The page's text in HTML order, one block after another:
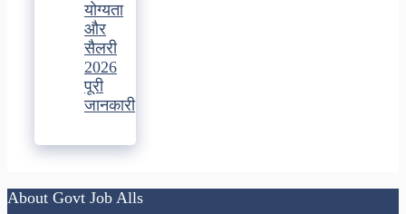
योग्यता
और
सैलरी
2026
पूरी
जानकारी
About Govt Job Alls